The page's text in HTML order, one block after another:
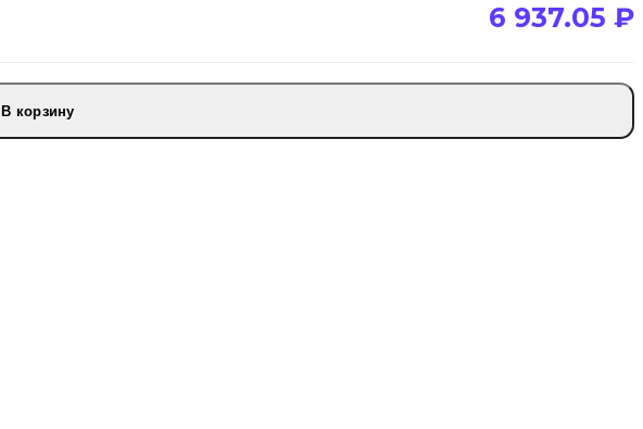
6 937.05 ₽
В корзину